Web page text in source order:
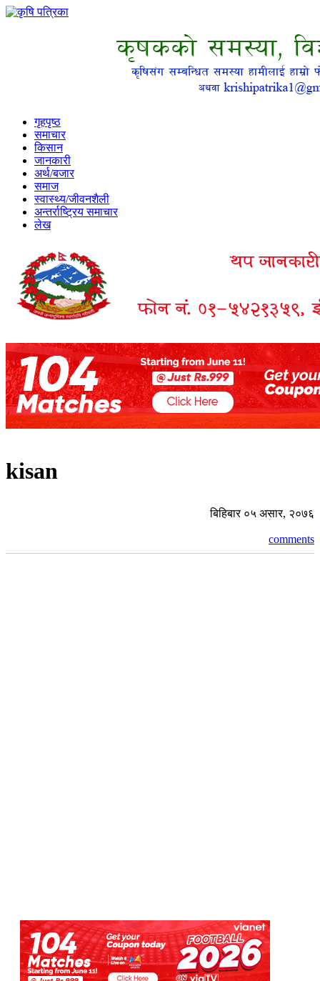
गृहपृष्ठ
समाचार
किसान
जानकारी
अर्थ/बजार
समाज
स्वास्थ्य/जीवनशैली
अन्तर्राष्ट्रिय समाचार
लेख
kisan
बिहिबार ०५ असार, २०७६
comments